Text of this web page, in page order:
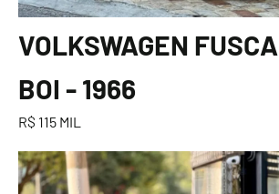
VOLKSWAGEN
BOI - 1966
R$ 115 MIL